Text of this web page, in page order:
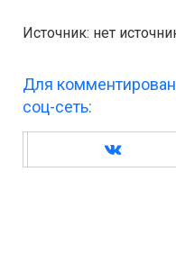
Источник: нет
Для
соц-сеть: